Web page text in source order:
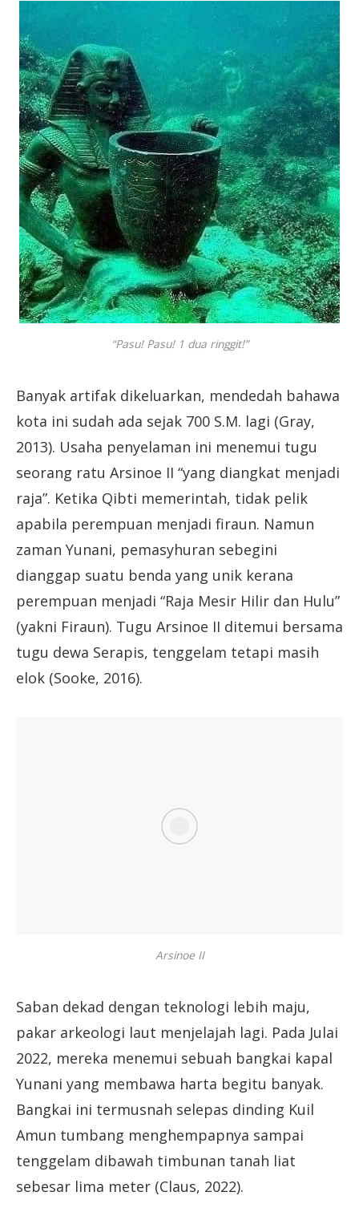
“Pasu! Pasu! 1 dua ringgit!”
Banyak artifak dikeluarkan, mendedah bahawa
kota ini sudah ada sejak 700 S.M. lagi (Gray,
2013). Usaha penyelaman ini menemui tugu
seorang ratu Arsinoe II “yang diangkat menjadi
raja”. Ketika Qibti memerintah, tidak pelik
apabila perempuan menjadi firaun. Namun
zaman Yunani, pemasyhuran sebegini
dianggap suatu benda yang unik kerana
perempuan menjadi “Raja Mesir Hilir dan Hulu”
(yakni Firaun). Tugu Arsinoe II ditemui bersama
tugu dewa Serapis, tenggelam tetapi masih
elok (Sooke, 2016).
Arsinoe II
Saban dekad dengan teknologi lebih maju,
pakar arkeologi laut menjelajah lagi. Pada Julai
2022, mereka menemui sebuah bangkai kapal
Yunani yang membawa harta begitu banyak.
Bangkai ini termusnah selepas dinding Kuil
Amun tumbang menghempapnya sampai
tenggelam dibawah timbunan tanah liat
sebesar lima meter (Claus, 2022).